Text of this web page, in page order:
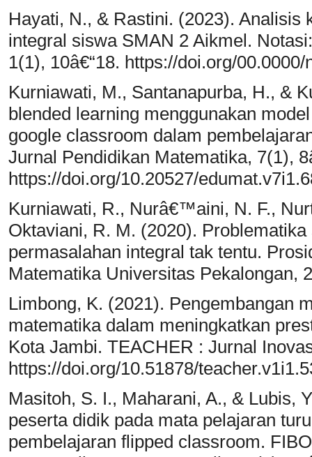
Hayati, N., & Rastini. (2023).
integral siswa SMAN 2 Aikmel.
1(1), 10â€“18. https://doi.org/
Kurniawati, M., Santanapurba, H., &
blended learning menggunakan
google classroom dalam
Jurnal Pendidikan Matematika, 7(1),
https://doi.org/10.20527/
Kurniawati, R., Nurâ€™aini, N. F.,
Oktaviani, R. M. (2020).
permasalahan integral tak tentu.
Matematika Universitas Pekalongan,
Limbong, K. (2021). Pengembangan
matematika dalam meningkatkan
Kota Jambi. TEACHER : Jurnal
https://doi.org/10.51878/
Masitoh, S. I., Maharani, A., & Lubis,
peserta didik pada mata pelajaran
pembelajaran flipped classroom.